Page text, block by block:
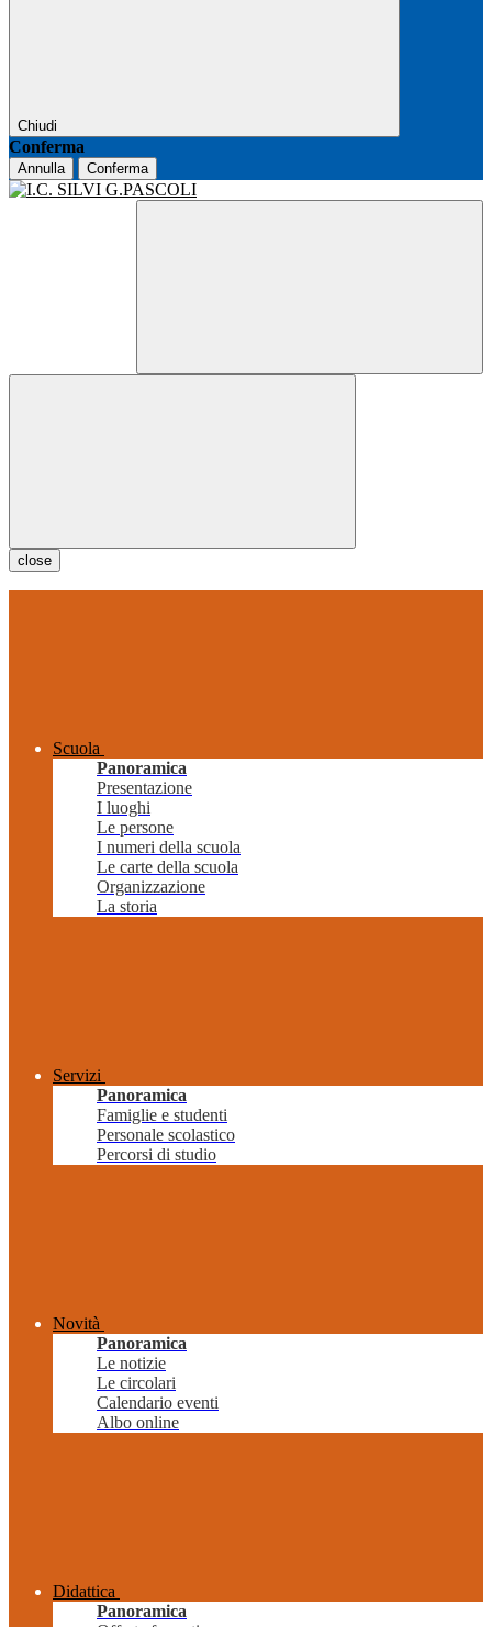
Chiudi
Conferma
Annulla Conferma
close
Scuola
Panoramica
Presentazione
I luoghi
Le persone
I numeri della scuola
Le carte della scuola
Organizzazione
La storia
Servizi
Panoramica
Famiglie e studenti
Personale scolastico
Percorsi di studio
Novità
Panoramica
Le notizie
Le circolari
Calendario eventi
Albo online
Didattica
Panoramica